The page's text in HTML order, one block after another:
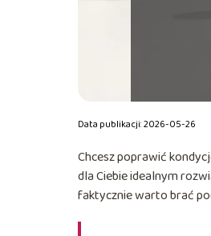
Data publikacji: 2026-05-26
Chcesz poprawić
dla Ciebie idealnym
faktycznie warto brać